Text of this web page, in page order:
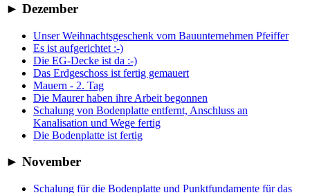
► Dezember
Unser Weihnachtsgeschenk vom Bauunternehmen Pfeiffer
Es ist aufgerichtet :-)
Die EG-Decke ist da :-)
Das Erdgeschoss ist fertig gemauert
Mauern - 2. Tag
Die Maurer haben ihre Arbeit begonnen
Schalung von Bodenplatte entfernt, Anschluss an
Kanalisation und Wege fertig
Die Bodenplatte ist fertig
► November
Schalung für die Bodenplatte und Punktfundamente für das